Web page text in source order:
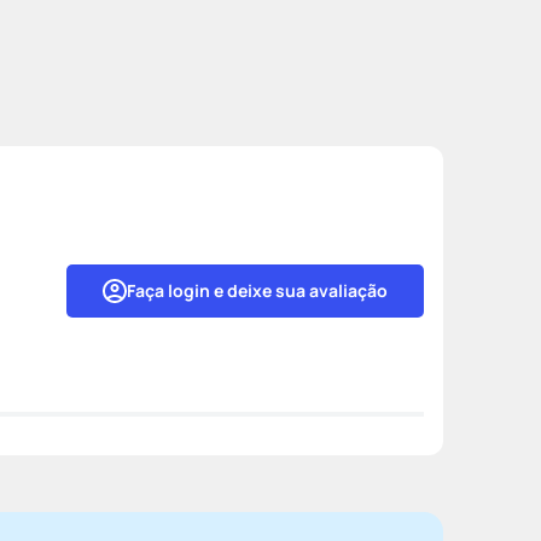
Faça login e deixe sua avaliação